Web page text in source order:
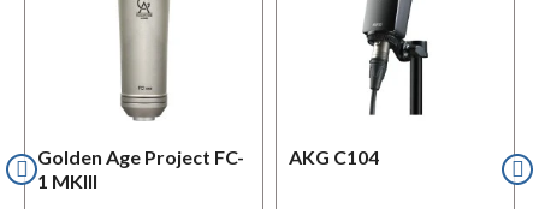
Golden Age Project FC-
1 MKIII
AKG C104